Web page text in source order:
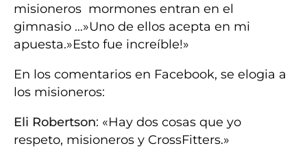
misioneros mormones entran en el
gimnasio …»Uno de ellos acepta en mi
apuesta.»Esto fue increíble!»
En los comentarios en Facebook, se elogia a
los misioneros:
Eli Robertson: «Hay dos cosas que yo
respeto, misioneros y CrossFitters.»